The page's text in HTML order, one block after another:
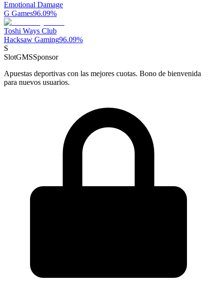
Emotional Damage
G Games96.09%
Toshi Ways Club
Hacksaw Gaming96.09%
S
SlotGMSSponsor
Apuestas deportivas con las mejores cuotas. Bono de bienvenida
para nuevos usuarios.